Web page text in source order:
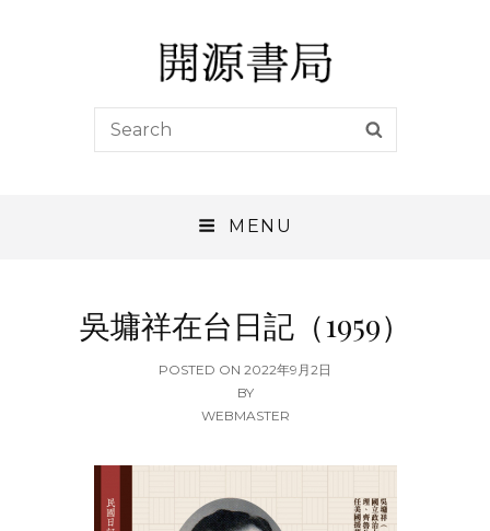
開源書局
開源書局出版有限公司
Search
for:
MENU
吳墉祥在台日記（1959）
POSTED ON POSTED
ON
2022年9月2日
BY
WEBMASTER